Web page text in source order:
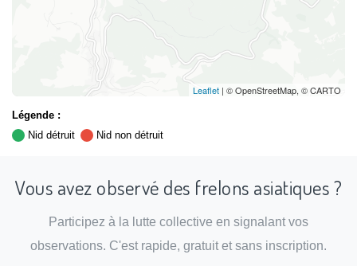
Leaflet | © OpenStreetMap, © CARTO
Légende :
Nid détruit
Nid non détruit
Vous avez observé des frelons asiatiques ?
Participez à la lutte collective en signalant vos
observations. C'est rapide, gratuit et sans inscription.